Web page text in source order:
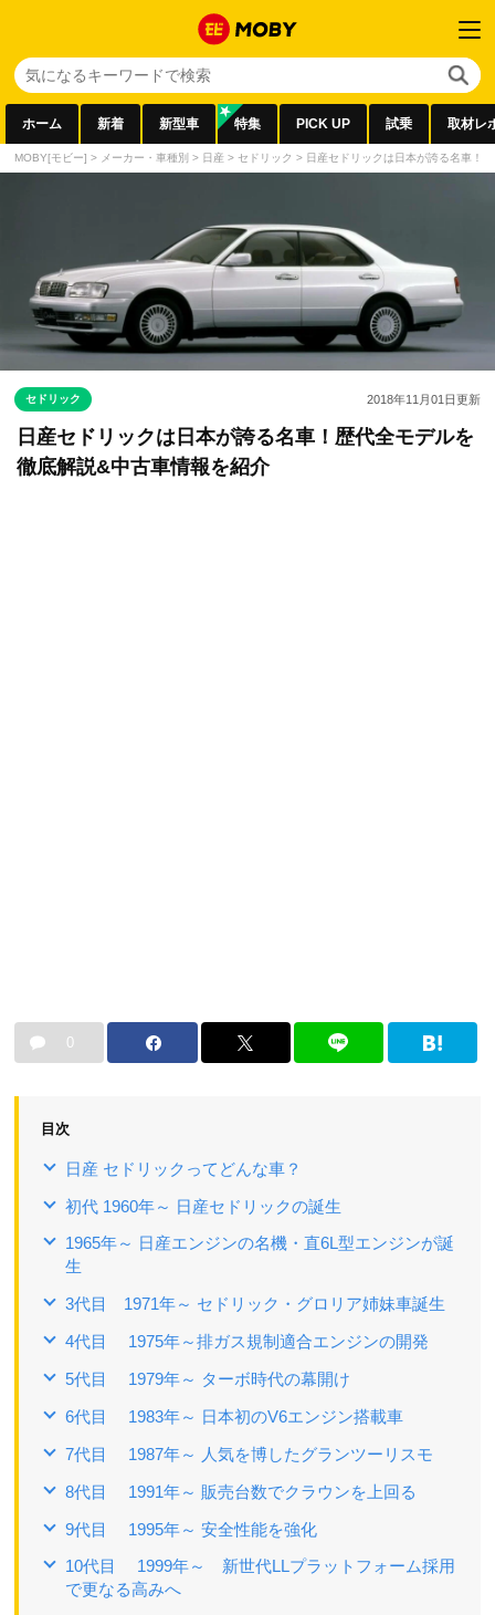
ホーム 新着 新型車 特集 PICK UP 試乗 取材レ
MOBY[モビー] > メーカー・車種別 > 日産 > セドリック > 日産セドリックは日本が誇る名車！
セドリック 2018年11月01日更新
日産セドリックは日本が誇る名車！歴代全モデルを
徹底解説&中古車情報を紹介
0
目次
日産 セドリックってどんな車？
初代 1960年～ 日産セドリックの誕生
1965年～ 日産エンジンの名機・直6L型エンジンが誕
生
3代目 1971年～ セドリック・グロリア姉妹車誕生
4代目 1975年～排ガス規制適合エンジンの開発
5代目 1979年～ ターボ時代の幕開け
6代目 1983年～ 日本初のV6エンジン搭載車
7代目 1987年～ 人気を博したグランツーリスモ
8代目 1991年～ 販売台数でクラウンを上回る
9代目 1995年～ 安全性能を強化
10代目 1999年～ 新世代LLプラットフォーム採用
で更なる高みへ